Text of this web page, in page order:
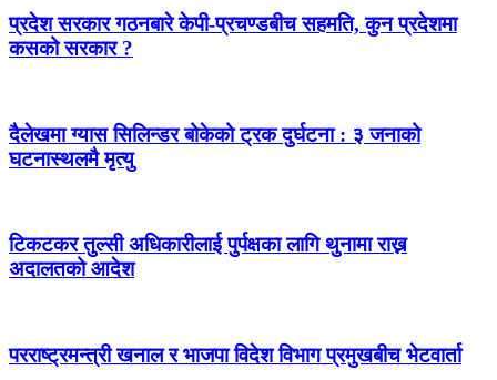
प्रदेश सरकार गठनबारे केपी-प्रचण्डबीच सहमति, कुन प्रदेशमा
कसको सरकार ?
दैलेखमा ग्यास सिलिन्डर बोकेको ट्रक दुर्घटना : ३ जनाको
घटनास्थलमै मृत्यु
टिकटकर तुल्सी अधिकारीलाई पुर्पक्षका लागि थुनामा राख्न
अदालतको आदेश
परराष्ट्रमन्त्री खनाल र भाजपा विदेश विभाग प्रमुखबीच भेटवार्ता